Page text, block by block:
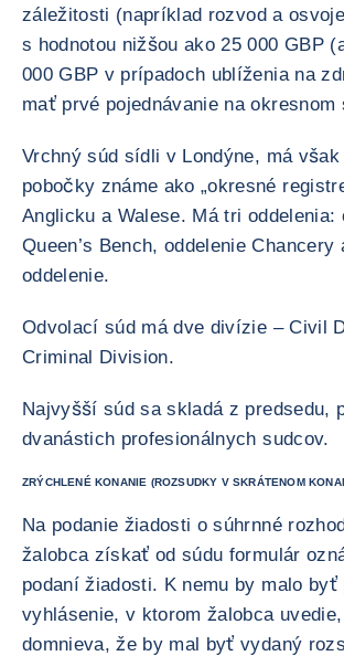
záležitosti (napríklad rozvod a
s hodnotou nižšou ako 25 000 GBP
000 GBP v prípadoch ublíženia na
mať prvé pojednávanie na okresnom
Vrchný súd sídli v Londýne, má
pobočky známe ako „okresné
Anglicku a Walese. Má tri oddelenia:
Queen’s Bench, oddelenie Chancery
oddelenie.
Odvolací súd má dve divízie – Civil
Criminal Division.
Najvyšší súd sa skladá z predsedu,
dvanástich profesionálnych sudcov.
ZRÝCHLENÉ KONANIE (ROZSUDKY V SKRÁTENOM
Na podanie žiadosti o súhrnné
žalobca získať od súdu formulár
podaní žiadosti. K nemu by malo byť
vyhlásenie, v ktorom žalobca
domnieva, že by mal byť vydaný